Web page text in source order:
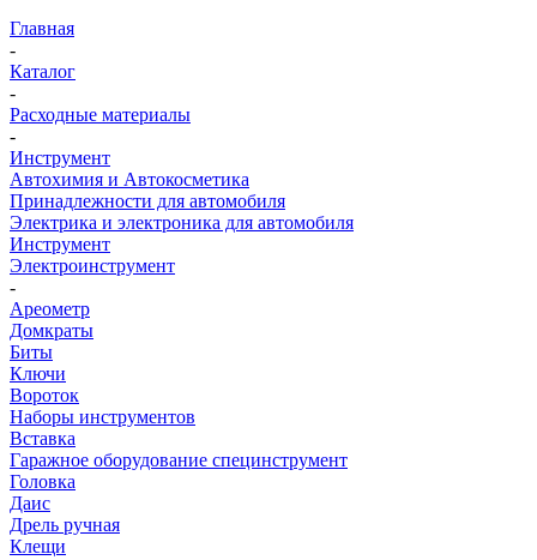
Главная
-
Каталог
-
Расходные материалы
-
Инструмент
Автохимия и Автокосметика
Принадлежности для автомобиля
Электрика и электроника для автомобиля
Инструмент
Электроинструмент
-
Ареометр
Домкраты
Биты
Ключи
Вороток
Наборы инструментов
Вставка
Гаражное оборудование специнструмент
Головка
Даис
Дрель ручная
Клещи